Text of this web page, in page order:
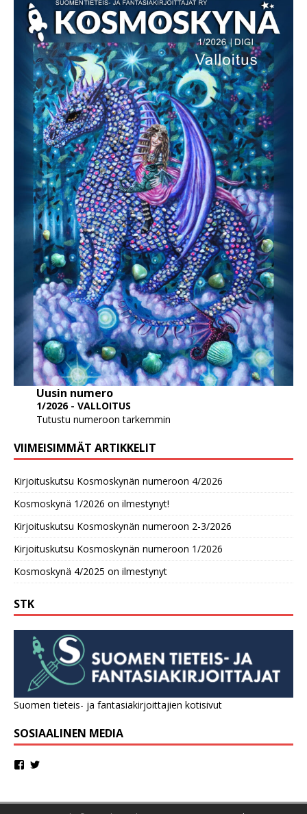
Uusin numero
1/2026 - VALLOITUS
Tutustu numeroon tarkemmin
VIIMEISIMMÄT ARTIKKELIT
Kirjoituskutsu Kosmoskynän numeroon 4/2026
Kosmoskynä 1/2026 on ilmestynyt!
Kirjoituskutsu Kosmoskynän numeroon 2-3/2026
Kirjoituskutsu Kosmoskynän numeroon 1/2026
Kosmoskynä 4/2025 on ilmestynyt
STK
Suomen tieteis- ja fantasiakirjoittajien kotisivut
SOSIAALINEN MEDIA